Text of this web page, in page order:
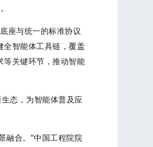
座与统一的标准协议
智能体工具链，覆盖
等关键环节，推动智能
态，为智能体普及应
融合。”中国工程院院